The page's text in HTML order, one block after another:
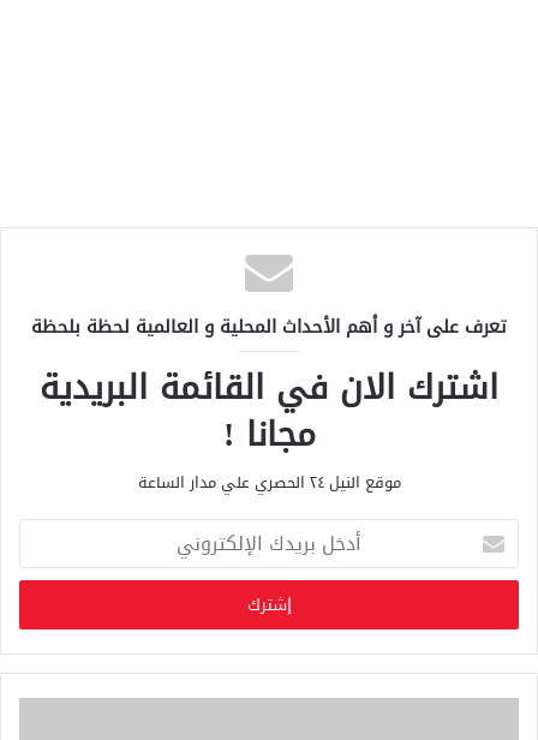
تعرف على آخر و أهم الأحداث المحلية و العالمية لحظة بلحظة
اشترك الان في القائمة البريدية
مجانا !
موقع النيل ٢٤ الحصري علي مدار الساعة
خ
ب
ر
ي
د